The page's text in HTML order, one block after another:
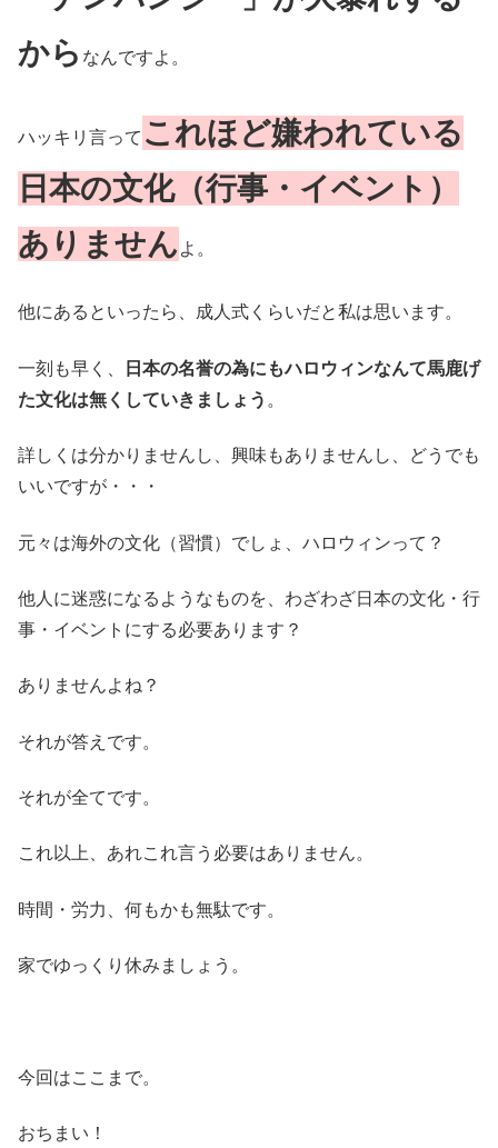
から なんですよ。
ハッキリ言って これほど嫌われている
日本の文化（行事・イベント）
ありません よ。
他にあるといったら、成人式くらいだと私は思います。
一刻も早く、
日本の名誉の為にもハロウィンなんて馬鹿げ
た文化は無くしていきましょう 。
詳しくは分かりませんし、興味もありませんし、どうでも
いいですが・・・
元々は海外の文化（習慣）でしょ、ハロウィンって？
他人に迷惑になるようなものを、わざわざ日本の文化・行
事・イベントにする必要あります？
ありませんよね？
それが答えです。
それが全てです。
これ以上、あれこれ言う必要はありません。
時間・労力、何もかも無駄です。
家でゆっくり休みましょう。
今回はここまで。
おちまい！